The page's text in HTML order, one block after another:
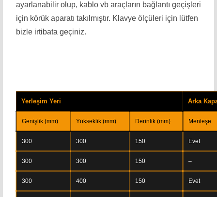
ayarlanabilir olup, kablo vb araçların bağlantı geçişleri
için körük aparatı takılmıştır. Klavye ölçüleri için lütfen
bizle irtibata geçiniz.
Yerleşim Yeri Arka
Genişlik (mm) Yükseklik (mm) Derinlik (mm) Menteşe
300 300 150 Evet
300 300 150 –
300 400 150 Evet